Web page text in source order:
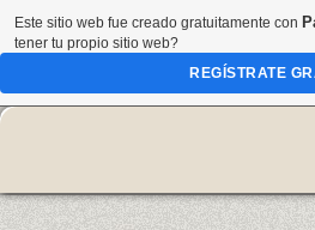
Este sitio web fue creado gratuitamente con
tener tu propio sitio web?
REGÍSTRATE